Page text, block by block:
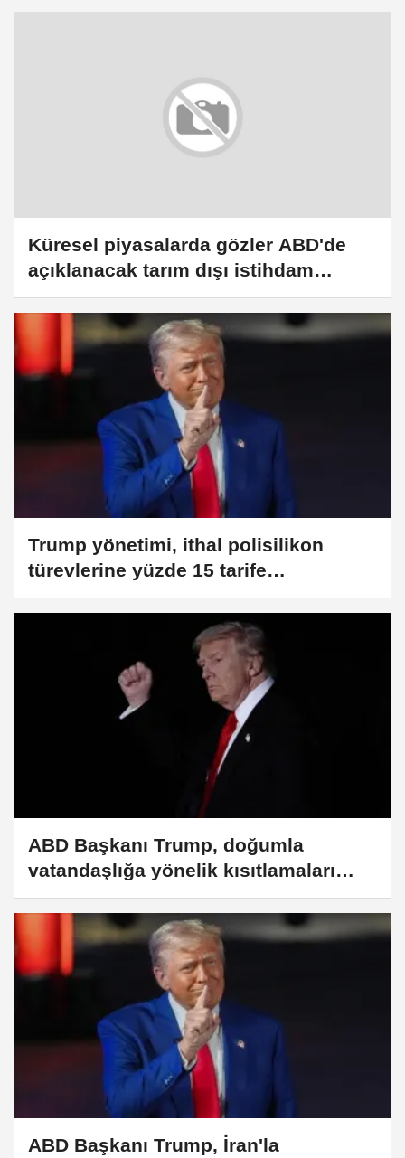
Küresel piyasalarda gözler ABD'de
açıklanacak tarım dışı istihdam
verisinde
Trump yönetimi, ithal polisilikon
türevlerine yüzde 15 tarife
uygulayacak
ABD Başkanı Trump, doğumla
vatandaşlığa yönelik kısıtlamaları
genişleten kararnameler imzaladı
ABD Başkanı Trump, İran'la